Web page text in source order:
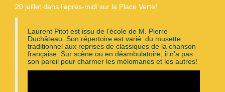
20 juillet dans l’après-midi sur la Place Verte!
Laurent Pitot est issu de l’école de M. Pierre
Duchâteau. Son répertoire est varié: du musette
traditionnel aux reprises de classiques de la chanson
française. Sur scène ou en déambulatoire, il n’a pas
son pareil pour charmer les mélomanes et les autres!